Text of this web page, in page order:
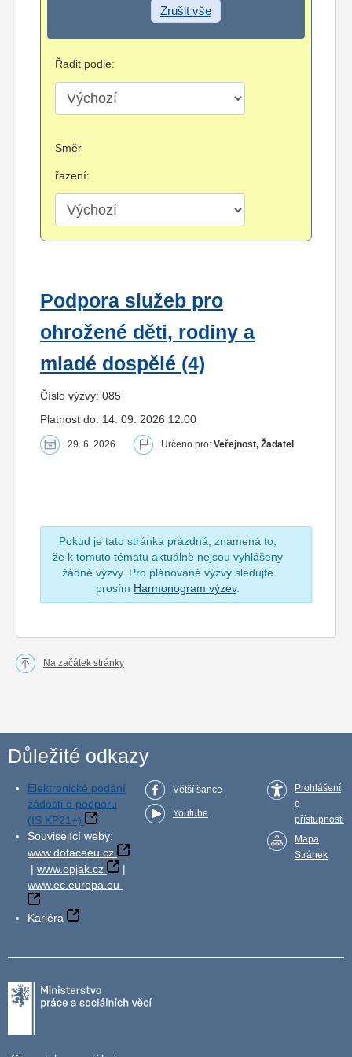
Zrušit vše
Řadit podle:
Směr
řazení:
Podpora služeb pro
ohrožené děti, rodiny a
mladé dospělé (4)
Číslo výzvy: 085
Platnost do: 14. 09. 2026 12:00
29. 6. 2026 Určeno pro: Veřejnost, Žadatel
Pokud je tato stránka prázdná, znamená to,
že k tomuto tématu aktuálně nejsou vyhlášeny
žádné výzvy. Pro plánované výzvy sledujte
prosím Harmonogram výzev.
Na začátek stránky
Důležité odkazy
Elektronické podání
žádosti o podporu
(IS KP21+)
Související weby:
www.dotaceeu.cz
| www.opjak.cz
|
www.ec.europa.eu
Kariéra
Větší šance
Youtube
Prohlášení
o
přístupnosti
Mapa
Stránek